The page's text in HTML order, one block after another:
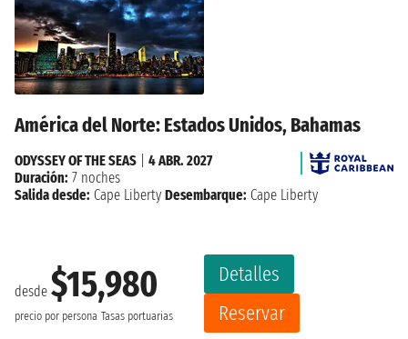
América del Norte: Estados Unidos, Bahamas
desde $15,980
precio por persona Tasas portuarias
Detalles
Reservar
ODYSSEY OF THE SEAS
4 ABR. 2027
Duración: 7 noches
Salida desde: Cape Liberty Desembarque: Cape Liberty